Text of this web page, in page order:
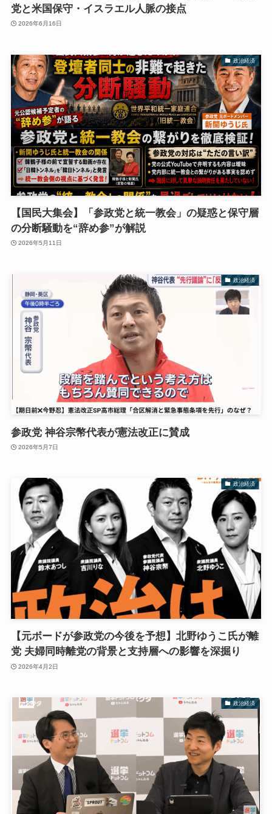
党と米国保守・イスラエル人脈の接点
2026年6月16日
政治経済
【国民大集会】「参政党と統一教会」の疑惑と保守層
の分断騒動を“辞め参”が解説
2026年5月11日
政治経済
参政党 神谷宗幣代表が憲法改正に賛成
2026年5月7日
政治経済
【元ボードが参政党の今後を予想】北野ゆうこ氏が離
党 夫婦同時離党の背景と支持層への影響を深掘り
2026年4月2日
政治経済